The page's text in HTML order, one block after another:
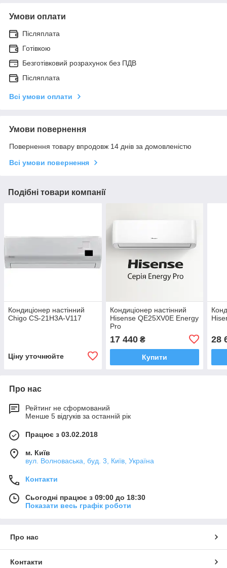
Умови оплати
Післяплата
Готівкою
Безготівковий розрахунок без ПДВ
Післяплата
Всі умови оплати
Умови повернення
Повернення товару впродовж 14 днів за домовленістю
Всі умови повернення
Подібні товари компанії
Кондиціонер настінний
Chigo CS-21H3A-V117
Ціну уточнюйте
Кондиціонер настінний
Hisense QE25XV0E Energy
Pro
17 440₴
Купити
28
Про нас
Рейтинг не сформований
Менше 5 відгуків за останній рік
Працює з 03.02.2018
м. Київ
вул. Волноваська, буд. 3, Київ, Україна
Контакти
Сьогодні працює з 09:00 до 18:30
Показати весь графік роботи
Про нас
Контакти